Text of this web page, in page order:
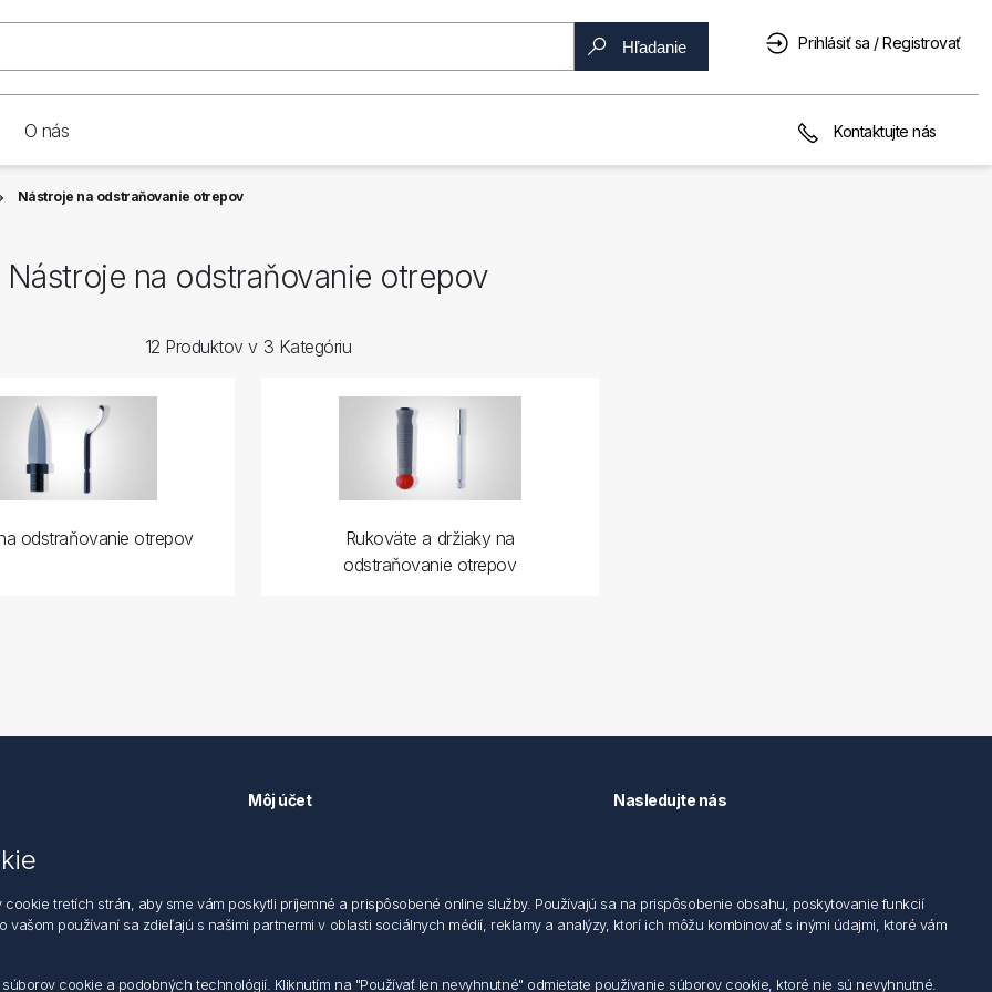
Hľadanie Prihlásiť sa / Registrovať
O nás Kontaktujte nás
Nástroje na odstraňovanie otrepov
Nástroje na odstraňovanie otrepov
12 Produktov v 3 Kategóriu
odstraňovanie otrepov
Rukoväte a držiaky na
odstraňovanie otrepov
ochrane údajov
Môj účet Nasledujte nás
tretích strán, aby sme vám poskytli príjemné a prispôsobené online služby. Používajú sa na prispôsobenie obsahu, poskytovanie funkcií
používaní sa zdieľajú s našimi partnermi v oblasti sociálnych médií, reklamy a analýzy, ktorí ich môžu kombinovať s inými údajmi, ktoré vám
cookie a podobných technológií. Kliknutím na "Používať len nevyhnutné" odmietate používanie súborov cookie, ktoré nie sú nevyhnutné.